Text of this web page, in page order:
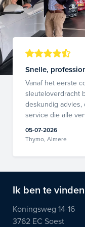
Snelle,
Vanaf het eerste
sleuteloverdracht
deskundig advies,
service die alle
05-07-2026
Thymo, Almere
Ik ben te
Koningsweg 14-16
3762 EC Soest